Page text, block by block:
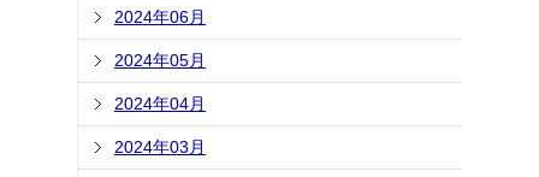
2024年06月
2024年05月
2024年04月
2024年03月